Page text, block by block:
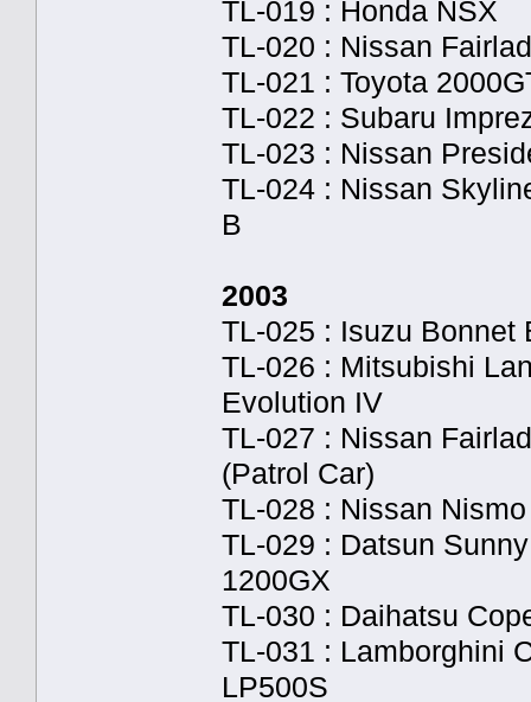
TL-019 : Honda NSX
TL-020 : Nissan
TL-021 : Toyota
TL-022 : Subaru
TL-023 : Nissan
TL-024 : Nissan
B
2003
TL-025 : Isuzu Bonnet
TL-026 : Mitsubishi
Evolution IV
TL-027 : Nissan
(Patrol Car)
TL-028 : Nissan
TL-029 : Datsun
1200GX
TL-030 : Daihatsu
TL-031 : Lamborghini
LP500S